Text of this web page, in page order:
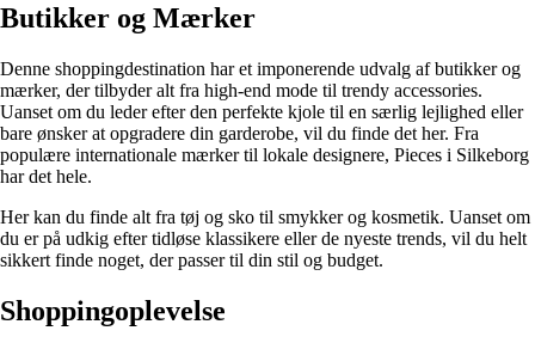
Butikker og Mærker
Denne shoppingdestination har et imponerende udvalg af butikker og
mærker, der tilbyder alt fra high-end mode til trendy accessories.
Uanset om du leder efter den perfekte kjole til en særlig lejlighed eller
bare ønsker at opgradere din garderobe, vil du finde det her. Fra
populære internationale mærker til lokale designere, Pieces i Silkeborg
har det hele.
Her kan du finde alt fra tøj og sko til smykker og kosmetik. Uanset om
du er på udkig efter tidløse klassikere eller de nyeste trends, vil du helt
sikkert finde noget, der passer til din stil og budget.
Shoppingoplevelse